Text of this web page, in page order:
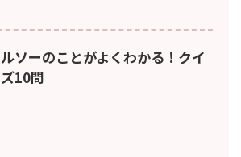
ルソーのことがよくわかる！クイ
ズ10問